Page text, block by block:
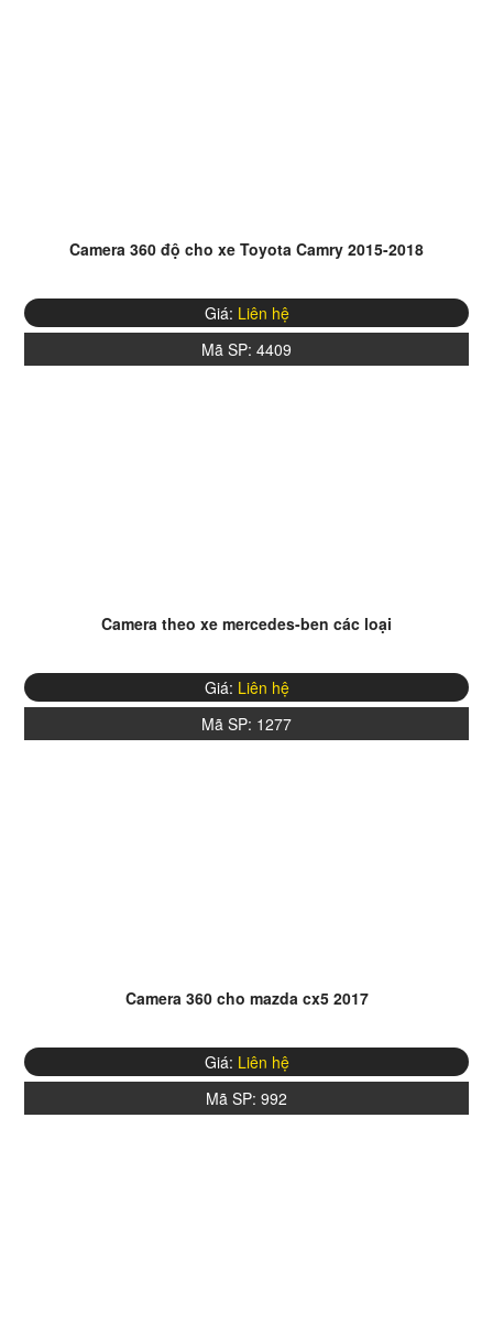
Camera 360 độ cho xe Toyota Camry 2015-2018
Giá: Liên hệ
Mã SP: 4409
Camera theo xe mercedes-ben các loại
Giá: Liên hệ
Mã SP: 1277
Camera 360 cho mazda cx5 2017
Giá: Liên hệ
Mã SP: 992